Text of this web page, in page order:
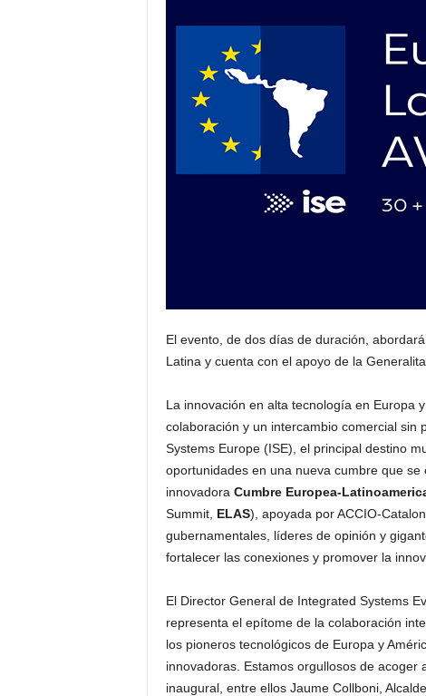
El evento, de dos días de duración,
Latina y cuenta con el apoyo de la
La innovación en alta tecnología en Europa
colaboración y un intercambio comercial sin
Systems Europe (ISE), el principal destino
oportunidades en una nueva cumbre que
innovadora Cumbre Europea-
Summit, ELAS), apoyada por ACCIO-
gubernamentales, líderes de opinión y
fortalecer las conexiones y promover la
El Director General de Integrated Systems
representa el epítome de la colaboración
los pioneros tecnológicos de Europa y
innovadoras. Estamos orgullosos de
inaugural, entre ellos Jaume Collboni,